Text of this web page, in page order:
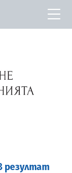
резултат